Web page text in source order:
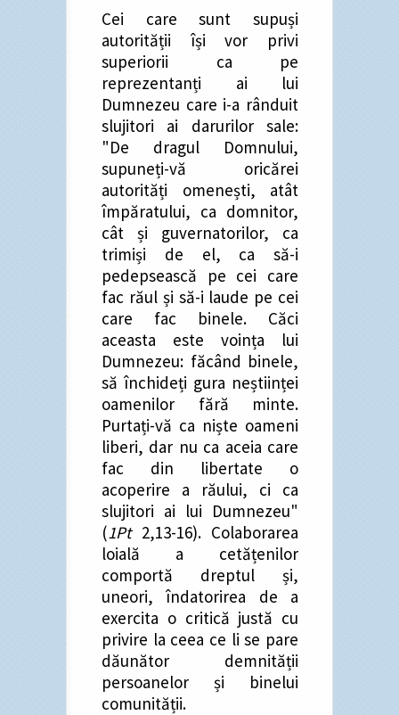
Cei care sunt supuși
autorității își vor privi
superiorii ca pe
reprezentanți ai lui
Dumnezeu care i-a rânduit
slujitori ai darurilor sale:
"De dragul Domnului,
supuneți-vă oricărei
autorități omenești, atât
împăratului, ca domnitor,
cât și guvernatorilor, ca
trimiși de el, ca să-i
pedepsească pe cei care
fac răul și să-i laude pe cei
care fac binele. Căci
aceasta este voința lui
Dumnezeu: făcând binele,
să închideți gura neștiinței
oamenilor fără minte.
Purtați-vă ca niște oameni
liberi, dar nu ca aceia care
fac din libertate o
acoperire a răului, ci ca
slujitori ai lui Dumnezeu"
(1Pt 2,13-16). Colaborarea
loială a cetățenilor
comportă dreptul și,
uneori, îndatorirea de a
exercita o critică justă cu
privire la ceea ce li se pare
dăunător demnității
persoanelor și binelui
comunității.